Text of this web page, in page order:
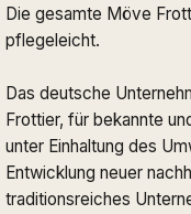
Die gesamte Möve
pflegeleicht.
Das deutsche
Frottier, für bekannte
unter Einhaltung des
Entwicklung neuer
traditionsreiches